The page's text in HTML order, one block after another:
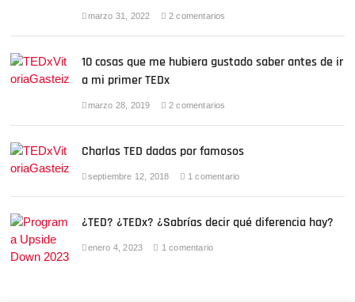
marzo 31, 2022 2 comentarios
10 cosas que me hubiera gustado saber antes de ir
a mi primer TEDx
marzo 28, 2019 2 comentarios
Charlas TED dadas por famosos
septiembre 12, 2018 1 comentario
¿TED? ¿TEDx? ¿Sabrías decir qué diferencia hay?
enero 4, 2023 1 comentario